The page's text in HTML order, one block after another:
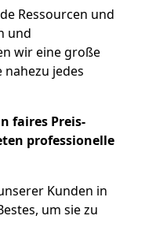
Ressourcen und
und
wir eine große
jedes
faires Preis-
professionelle
Kunden in
um sie zu